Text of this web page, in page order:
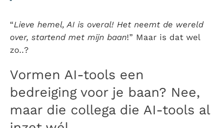
“Lieve hemel, AI is overal! Het neemt de wereld
over, startend met mijn baan!” Maar is dat wel
zo..?
Vormen AI-tools een
bedreiging voor je baan? Nee,
maar die collega die AI-tools al